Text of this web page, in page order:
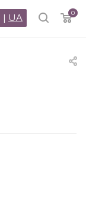
0
| UA